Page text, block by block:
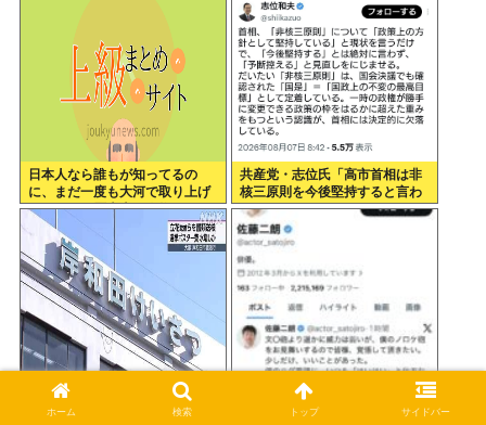
れる 邑南町
日本人なら誰もが知ってるの
に、まだ一度も大河で取り上げ
られてない歴史上の人物
共産党・志位氏「高市首相は非
核三原則を今後堅持すると言わ
ない！」
立花孝志さんらポスター費用水
増し容疑で書類送検
佐藤二朗さん、ツイートwww
ホーム 検索 トップ サイドバー